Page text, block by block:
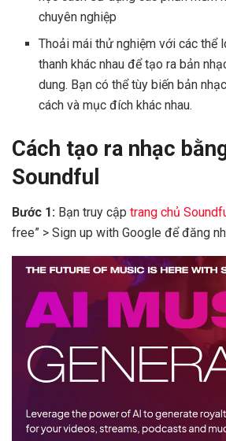
chuyên nghiệp
Thoải mái thử nghiệm với các thể
thanh khác nhau để tạo ra bản
dung. Bạn có thể tùy biến bản
cách và mục đích khác nhau.
Cách tạo ra nhạc
Soundful
Bước 1: Bạn truy cập trang chủ
free” > Sign up with Google để đăng